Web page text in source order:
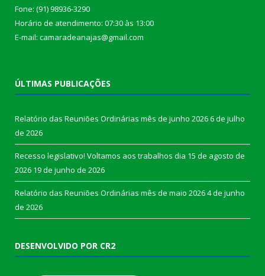
Fone: (91) 98936-3290
Horário de atendimento: 07:30 às 13:00
E-mail: camaradeanajas@gmail.com
ÚLTIMAS PUBLICAÇÕES
Relatório das Reuniões Ordinárias mês de junho 20266 de julho
de 2026
Recesso legislativo! Voltamos aos trabalhos dia 15 de agosto de
2026 19 de junho de 2026
Relatório das Reuniões Ordinárias mês de maio 20264 de junho
de 2026
DESENVOLVIDO POR CR2